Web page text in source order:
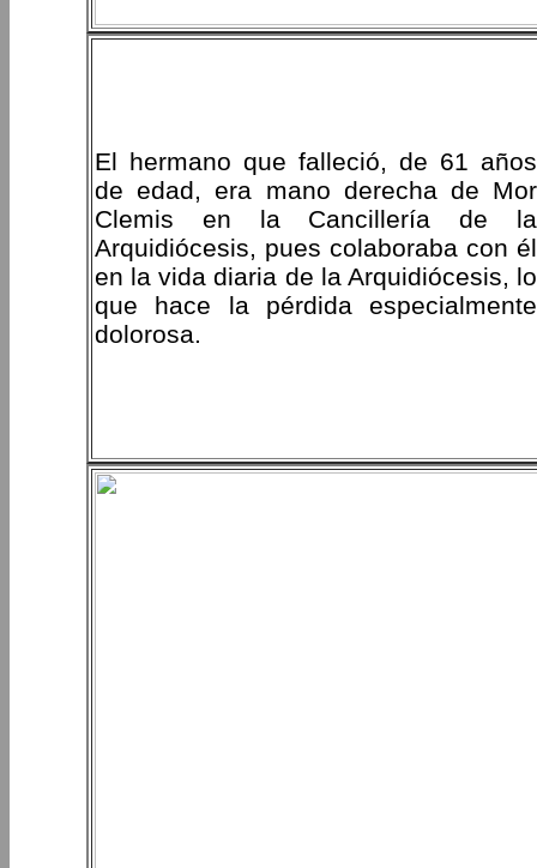
El hermano que falleció, de 61 años
de edad, era mano derecha de Mor
Clemis en la Cancillería de la
Arquidiócesis, pues colaboraba con él
en la vida diaria de la Arquidiócesis, lo
que hace la pérdida especialmente
dolorosa.